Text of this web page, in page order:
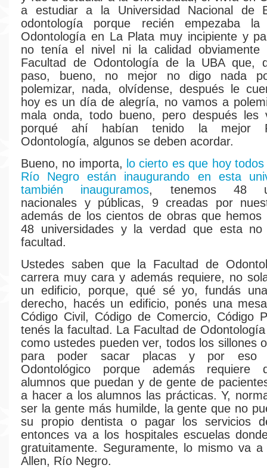
a estudiar a la Universidad Nacional de
odontología porque recién empezaba
Odontología en La Plata muy incipiente y
no tenía el nivel ni la calidad
Facultad de Odontología de la UBA que,
paso, bueno, no mejor no digo nada
polemizar, nada, olvídense, después le
hoy es un día de alegría, no vamos a
mala onda, todo bueno, pero después les
porqué ahí habían tenido la mejor
Odontología, algunos se deben acordar.
Bueno, no importa, lo cierto es que hoy
Río Negro están inaugurando en esta
también inauguramos, tenemos 48
nacionales y públicas, 9 creadas por
además de los cientos de obras que hemos
48 universidades y la verdad que esta no
facultad.
Ustedes saben que la Facultad de
carrera muy cara y además requiere, no
un edificio, porque, qué sé yo, fundás
derecho, hacés un edificio, ponés una
Código Civil, Código de Comercio, Código
tenés la facultad. La Facultad de
como ustedes pueden ver, todos los sillones
para poder sacar placas y por eso
Odontológico porque además requiere
alumnos que puedan y de gente de
a hacer a los alumnos las prácticas. Y,
ser la gente más humilde, la gente que no
su propio dentista o pagar los servicios
entonces va a los hospitales escuelas
gratuitamente. Seguramente, lo mismo va
Allen, Río Negro.